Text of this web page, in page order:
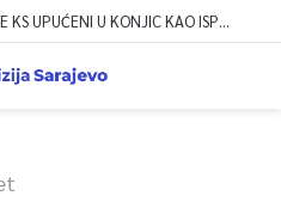
VATROGASCI CIVILNE ZAŠTITE KS UPUĆENI U KONJIC KAO ISPOMOĆ U GAŠENJU POŽARA